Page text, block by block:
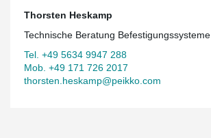
Thorsten Heskamp
Technische Beratung Befestigungssysteme
Tel. +49 5634 9947 288
Mob. +49 171 726 2017
thorsten.heskamp@peikko.com